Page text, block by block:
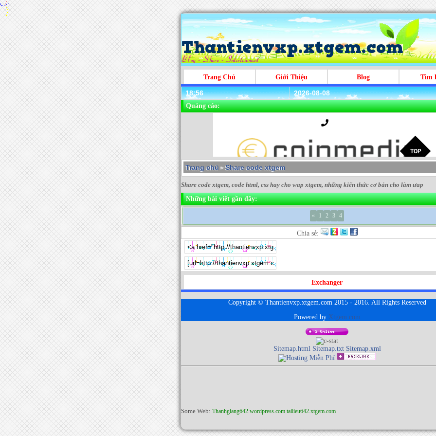
Trang Chủ Giới Thiệu Blog Tìm
18:56 2026-08-08
Quảng cáo:
Trang chủ >Share code xtgem
Share code xtgem, code html, css hay cho wap xtgem, những kiến thức cơ bản cho làm ưap
Những bài viết gần đây:
« 1 2 3 4
Chia sẻ:
Exchanger
Copyright © Thantienvxp.xtgem.com 2015 - 2016. All Rights Reserved
Powered by Xtgem.com
Sitemap.html Sitemap.txt Sitemap.xml
Some Web: Thanhgiang642.wordpress.com tailieu642.xtgem.com